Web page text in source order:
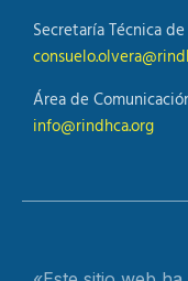
Secretaría Técnica
Área de
info@rindhca.org